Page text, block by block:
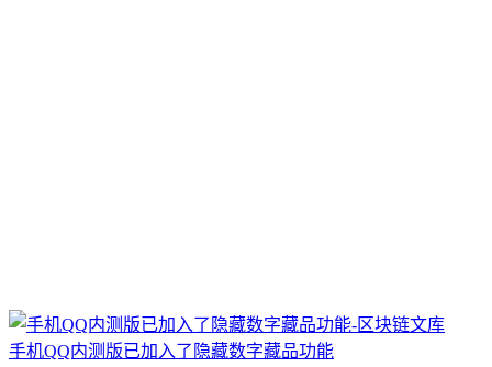
手机QQ内测版已加入了隐藏数字藏品功能